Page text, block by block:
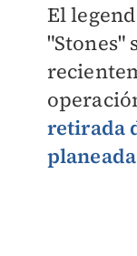
El
"Stones"
retirada